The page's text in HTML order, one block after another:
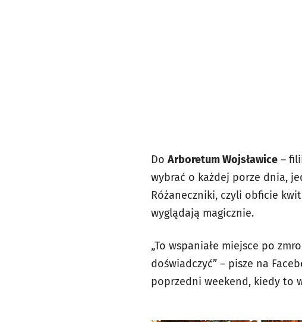
Do Arboretum Wojsławice –
wybrać o każdej porze dnia,
Różaneczniki, czyli obficie
wyglądają magicznie.
„To wspaniałe miejsce po
doświadczyć” – pisze na
poprzedni weekend, kiedy to